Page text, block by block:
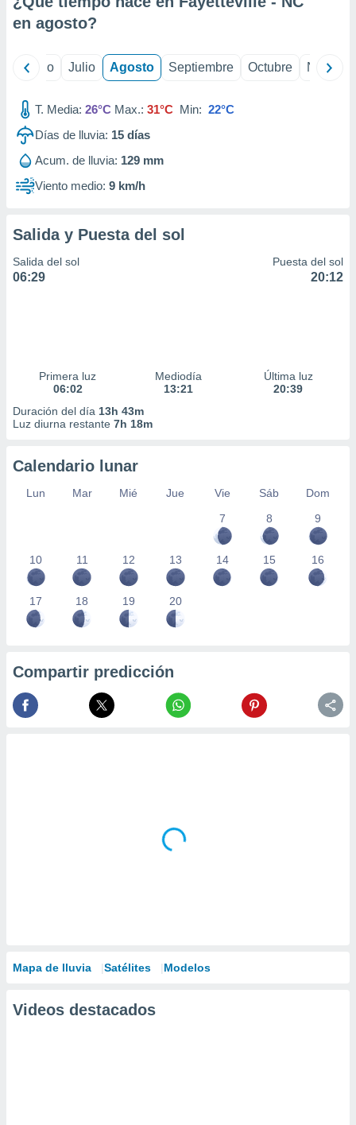
e
publicidad
publicidad
de
en agosto?
Junio Julio Agosto Septiembre Octubre
T. Media: 26°C Max.: 31°C Min: 22°C
Días de lluvia: 15 días
Acum. de lluvia: 129 mm
Viento medio: 9 km/h
Salida y Puesta del sol
Salida del sol
06:29
Puesta del sol
20:12
Primera luz
06:02
Mediodía
13:21
Última luz
20:39
Duración del día 13h 43m
Luz diurna restante 7h 18m
Calendario lunar
Lun Mar Mié Jue Vie Sáb
Dom
7
8 9
10 11 12 13 14 15 16
17 18 19 20
Compartir predicción
Mapa de lluvia Satélites Modelos
Videos destacados